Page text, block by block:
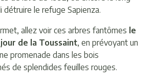
détruire le refuge Sapienza.
allez voir ces arbres fantômes le
de la Toussaint, en prévoyant un
promenade dans les bois
de splendides feuilles rouges.